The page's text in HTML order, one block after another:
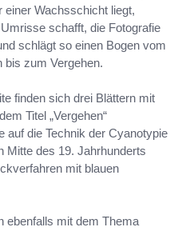
einer Wachsschicht liegt,
schafft, die Fotografie
schlägt so einen Bogen vom
bis zum Vergehen.
finden sich drei Blättern mit
Titel „Vergehen“
auf die Technik der Cyanotypie
Mitte des 19. Jahrhunderts
mit blauen
ebenfalls mit dem Thema